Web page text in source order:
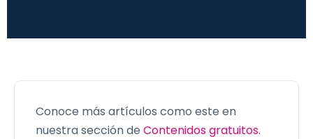
Conoce más artículos como este en
nuestra sección de Contenidos gratuitos.